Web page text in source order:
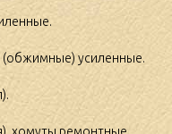
(обжимные) усиленные.